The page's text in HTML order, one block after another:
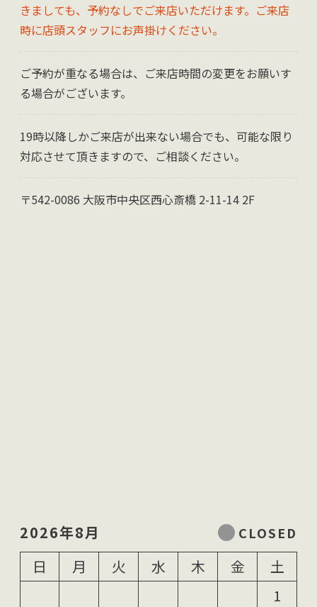
きましても、予約なしでご来店いただけます。ご来店
時に店頭スタッフにお声掛けください。
ご予約が重なる場合は、ご来店時間の変更をお願いす
る場合がございます。
19時以降しかご来店が出来ない場合でも、可能な限り
対応させて頂きますので、ご相談ください。
〒542-0086 大阪市中央区西心斎橋 2-11-14 2F
2026年8月
日
月 火 水 木 金
土
1